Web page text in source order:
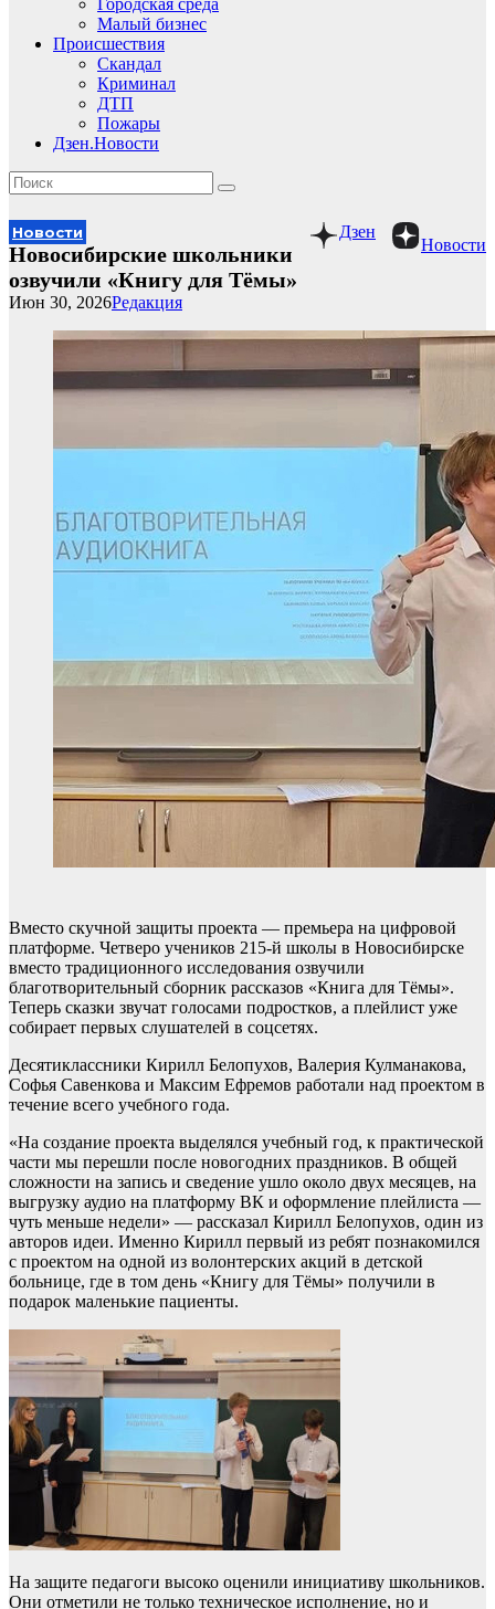
Городская среда
Малый бизнес
Происшествия
Скандал
Криминал
ДТП
Пожары
Дзен.Новости
Новости
Дзен
Новости
Новосибирские школьники
озвучили «Книгу для Тёмы»
Редакция
Июн 30, 2026
Вместо скучной защиты проекта — премьера на цифровой
платформе. Четверо учеников 215-й школы в Новосибирске
вместо традиционного исследования озвучили
благотворительный сборник рассказов «Книга для Тёмы».
Теперь сказки звучат голосами подростков, а плейлист уже
собирает первых слушателей в соцсетях.
Десятиклассники Кирилл Белопухов, Валерия Кулманакова,
Софья Савенкова и Максим Ефремов работали над проектом в
течение всего учебного года.
«На создание проекта выделялся учебный год, к практической
части мы перешли после новогодних праздников. В общей
сложности на запись и сведение ушло около двух месяцев, на
выгрузку аудио на платформу ВК и оформление плейлиста —
чуть меньше недели» — рассказал Кирилл Белопухов, один из
авторов идеи. Именно Кирилл первый из ребят познакомился
с проектом на одной из волонтерских акций в детской
больнице, где в том день «Книгу для Тёмы» получили в
подарок маленькие пациенты.
На защите педагоги высоко оценили инициативу школьников.
Они отметили не только техническое исполнение, но и